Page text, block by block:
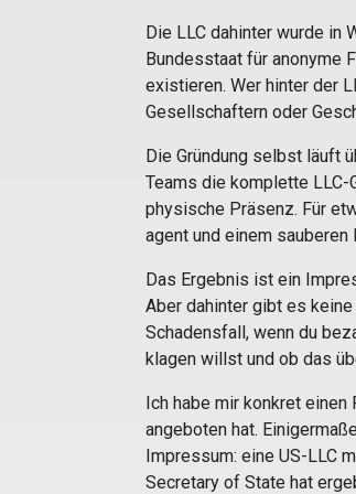
Die LLC dahinter wurde in
Bundesstaat für anonyme
existieren. Wer hinter der
Gesellschaftern oder
Die Gründung selbst läuft
Teams die komplette LLC-
physische Präsenz. Für
agent und einem
Das Ergebnis ist ein
Aber dahinter gibt es
Schadensfall, wenn du
klagen willst und ob das
Ich habe mir konkret einen
angeboten hat.
Impressum: eine US-LLC
Secretary of State hat